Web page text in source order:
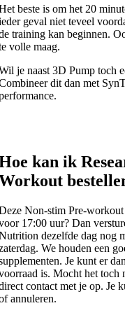
beste is om het 20
geval niet teveel
training kan beginnen.
volle maag.
je naast 3D Pump toch
dit dan met
kan ik
Non-stim Pre-
17:00 uur? Dan
dezelfde dag nog
We houden een
Je kunt er
is. Mocht het toch
contact met je op. Je
annuleren.